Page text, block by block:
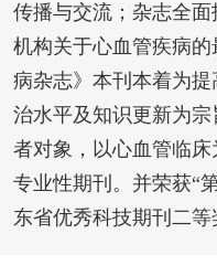
传播与交流；杂志全
机构关于心血管疾病
病杂志》本刊本着为
治水平及知识更新为
者对象，以心血管临
专业性期刊。并荣获“
东省优秀科技期刊二等